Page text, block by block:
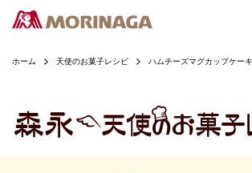
ホーム 天使のお菓子レシピ ハムチーズマグカップケーキ